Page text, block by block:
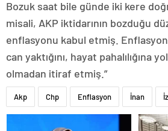
Bozuk saat bile günde iki kere
misali, AKP iktidarının bozduğu
enflasyonu kabul etmiş.
can yaktığını, hayat pahalılığına
olmadan itiraf etmiş.”
Akp Chp Enflasyon İnan